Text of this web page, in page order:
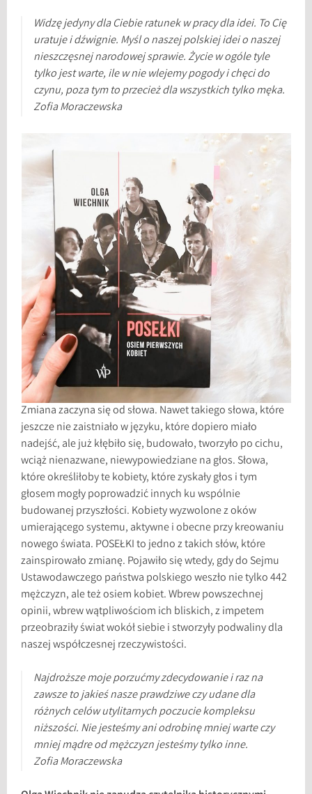
Widzę jedyny dla Ciebie ratunek w pracy dla idei. To Cię
uratuje i dźwignie. Myśl o naszej polskiej idei o naszej
nieszczęsnej narodowej sprawie. Życie w ogóle tyle
tylko jest warte, ile w nie wlejemy pogody i chęci do
czynu, poza tym to przecież dla wszystkich tylko męka.
Zofia Moraczewska
Zmiana zaczyna się od słowa. Nawet takiego słowa, które
jeszcze nie zaistniało w języku, które dopiero miało
nadejść, ale już kłębiło się, budowało, tworzyło po cichu,
wciąż nienazwane, niewypowiedziane na głos. Słowa,
które określiłoby te kobiety, które zyskały głos i tym
głosem mogły poprowadzić innych ku wspólnie
budowanej przyszłości. Kobiety wyzwolone z oków
umierającego systemu, aktywne i obecne przy kreowaniu
nowego świata. POSEŁKI to jedno z takich słów, które
zainspirowało zmianę. Pojawiło się wtedy, gdy do Sejmu
Ustawodawczego państwa polskiego weszło nie tylko 442
mężczyzn, ale też osiem kobiet. Wbrew powszechnej
opinii, wbrew wątpliwościom ich bliskich, z impetem
przeobraziły świat wokół siebie i stworzyły podwaliny dla
naszej współczesnej rzeczywistości.
Najdroższe moje porzućmy zdecydowanie i raz na
zawsze to jakieś nasze prawdziwe czy udane dla
różnych celów utylitarnych poczucie kompleksu
niższości. Nie jesteśmy ani odrobinę mniej warte czy
mniej mądre od mężczyzn jesteśmy tylko inne.
Zofia Moraczewska